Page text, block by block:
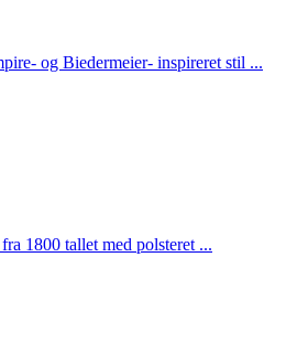
og Biedermeier- inspireret stil ...
1800 tallet med polsteret ...